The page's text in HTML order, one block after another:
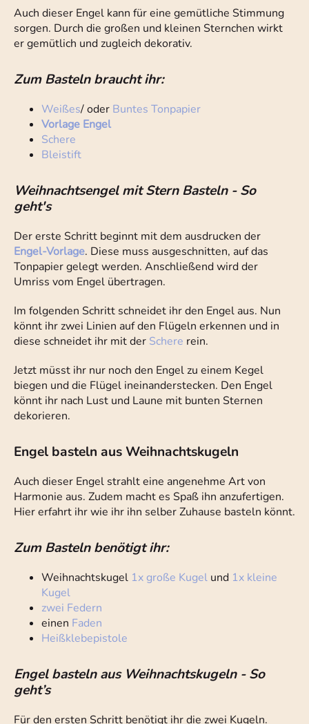
Auch dieser Engel kann für eine gemütliche Stimmung
sorgen. Durch die großen und kleinen Sternchen wirkt
er gemütlich und zugleich dekorativ.
Zum Basteln braucht ihr:
Weißes/ oder Buntes Tonpapier
Vorlage Engel
Schere
Bleistift
Weihnachtsengel mit Stern Basteln - So
geht's
Der erste Schritt beginnt mit dem ausdrucken der
Engel-Vorlage. Diese muss ausgeschnitten, auf das
Tonpapier gelegt werden. Anschließend wird der
Umriss vom Engel übertragen.
Im folgenden Schritt schneidet ihr den Engel aus. Nun
könnt ihr zwei Linien auf den Flügeln erkennen und in
diese schneidet ihr mit der Schere rein.
Jetzt müsst ihr nur noch den Engel zu einem Kegel
biegen und die Flügel ineinanderstecken. Den Engel
könnt ihr nach Lust und Laune mit bunten Sternen
dekorieren.
Engel basteln aus Weihnachtskugeln
Auch dieser Engel strahlt eine angenehme Art von
Harmonie aus. Zudem macht es Spaß ihn anzufertigen.
Hier erfahrt ihr wie ihr ihn selber Zuhause basteln könnt.
Zum Basteln benötigt ihr:
Weihnachtskugel 1x große Kugel und 1x kleine
Kugel
zwei Federn
einen Faden
Heißklebepistole
Engel basteln aus Weihnachtskugeln - So
geht’s
Für den ersten Schritt benötigt ihr die zwei Kugeln.